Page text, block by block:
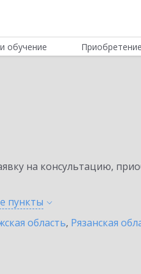
обучение
на консультацию,
пункты
область, Рязанская